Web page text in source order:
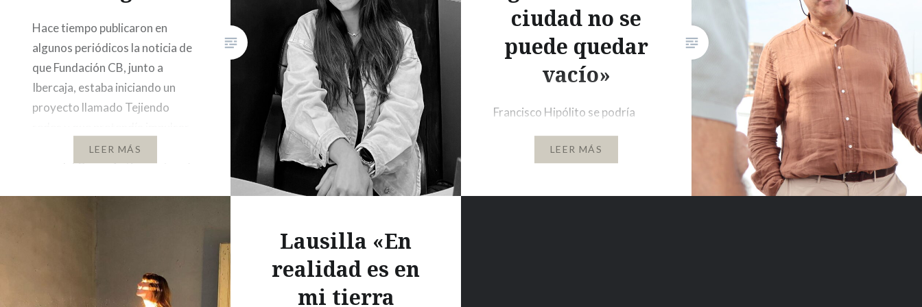
Hace tiempo publicaron en
algunos periódicos la noticia de
que Fundación CB, junto a
Ibercaja, estaba iniciando un
proyecto llamado Tejiendo
el proceso de recuperación de la
zona del Casco Antiguo a través
Barrio Alto nos pareció que…
LEER MÁS
ciudad no se
puede quedar
vacío»
Francisco Hipólito se podría
entiende y conoce nuestro
LEER MÁS
Lausilla «En
realidad es en
mi tierra